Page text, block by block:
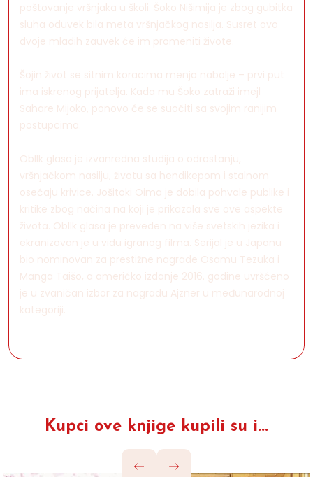
poštovanje vršnjaka u školi. Šoko Nišimija je zbog gubitka
sluha oduvek bila meta vršnjačkog nasilja. Susret ovo
dvoje mladih zauvek će im promeniti živote.
Šojin život se sitnim koracima menja nabolje – prvi put
ima iskrenog prijatelja. Kada mu Šoko zatraži imejl
Sahare Mijoko, ponovo će se suočiti sa svojim ranijim
postupcima.
OblIk glasa je izvanredna studija o odrastanju,
vršnjačkom nasilju, životu sa hendikepom i stalnom
osećaju krivice. Jošitoki Oima je dobila pohvale publike i
kritike zbog načina na koji je prikazala sve ove aspekte
života. OblIk glasa je preveden na više svetskih jezika i
ekranizovan je u vidu igranog filma. Serijal je u Japanu
bio nominovan za prestižne nagrade Osamu Tezuka i
Manga Taišo, a američko izdanje 2016. godine uvršćeno
je u zvaničan izbor za nagradu Ajzner u međunarodnoj
kategoriji.
Kupci ove knjige kupili su i...